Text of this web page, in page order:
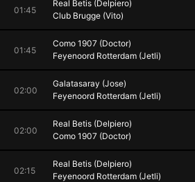
01:45
Real Betis (Delpiero)
Club Brugge (Vito)
01:45
Como 1907 (Doctor)
Feyenoord Rotterdam (Jetli)
02:00
Galatasaray (Jose)
Feyenoord Rotterdam (Jetli)
02:00
Real Betis (Delpiero)
Como 1907 (Doctor)
02:15
Real Betis (Delpiero)
Feyenoord Rotterdam (Jetli)